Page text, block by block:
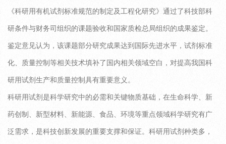
《科研用有机试剂标准规范的制定及工程化研究》通过了科技部科
研条件与财务司组织的课题验收和国家质检总局组织的成果鉴定。
鉴定意见认为，该课题部分研究成果达到国际先进水平，试剂标准
化、质量控制等相关技术填补了国内相关领域空白，对提高我国科
研用试剂生产和质量控制具有重要意义。
科研用试剂是科学研究中的必需和关键物质基础，在生命科学、新
药创制、新型材料、新能源、食品、环境等重点领域科学研究有广
泛需求，是科技创新发展的重要支撑和保证。科研用试剂种类多，